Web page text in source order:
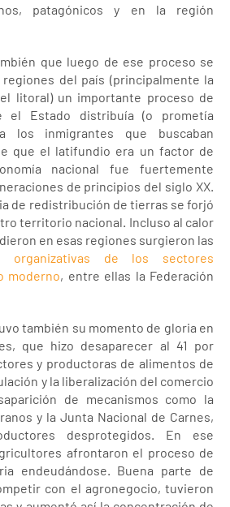
patagónicos y en la región
que luego de ese proceso se
del país (principalmente la
litoral) un importante proceso de
el Estado distribuía (o prometía
los inmigrantes que buscaban
que el latifundio era un factor de
nacional fue fuertemente
de principios del siglo XX.
de redistribución de tierras se forjó
territorio nacional. Incluso al calor
en esas regiones surgieron las
organizativas de los sectores
moderno, entre ellas la Federación
también su momento de gloria en
que hizo desaparecer al 41 por
y productoras de alimentos de
y la liberalización del comercio
de mecanismos como la
y la Junta Nacional de Carnes,
desprotegidos. En ese
afrontaron el proceso de
endeudándose. Buena parte de
con el agronegocio, tuvieron